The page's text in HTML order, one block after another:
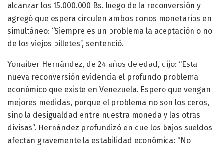
alcanzar los 15.000.000 Bs. luego de la reconversión y
agregó que espera circulen ambos conos monetarios en
simultáneo: “Siempre es un problema la aceptación o no
de los viejos billetes”, sentenció.
Yonaiber Hernández, de 24 años de edad, dijo: “Esta
nueva reconversión evidencia el profundo problema
económico que existe en Venezuela. Espero que vengan
mejores medidas, porque el problema no son los ceros,
sino la desigualdad entre nuestra moneda y las otras
divisas”. Hernández profundizó en que los bajos sueldos
afectan gravemente la estabilidad económica: “No